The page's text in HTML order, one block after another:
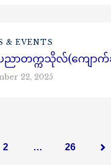
& EVENTS
ညာတက္ကသိုလ်(ကျောက်ဆည်
22, 2025
2 … 26